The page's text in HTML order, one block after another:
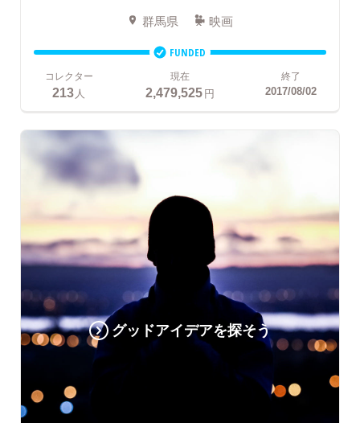
群馬県 映画
FUNDED
コレクター
213人
現在
2,479,525円
終了
2017/08/02
グッドアイデアを探そう